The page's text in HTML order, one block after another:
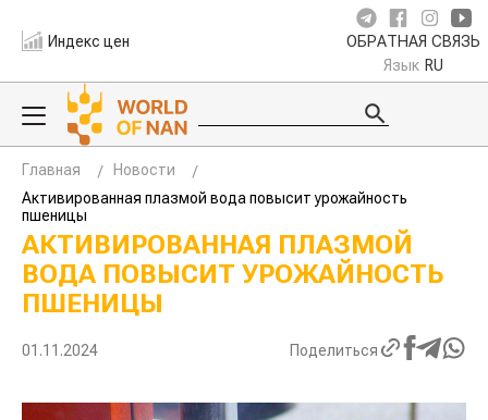
Индекс цен ОБРАТНАЯ СВЯЗЬ
Язык RU
Главная
Новости
Активированная плазмой вода повысит урожайность
пшеницы
АКТИВИРОВАННАЯ ПЛАЗМОЙ
ВОДА ПОВЫСИТ УРОЖАЙНОСТЬ
ПШЕНИЦЫ
01.11.2024 Поделиться